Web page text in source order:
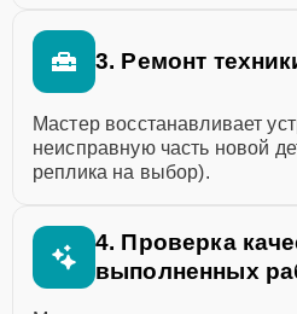
3. Ремонт
Мастер восстанавливает
неисправную часть новой
реплика на выбор).
4. Проверка
выполненных